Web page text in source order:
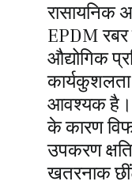
रासायनिक
EPDM रबर
औद्योगिक
आवश्यक है।
के कारण
उपकरण
खतरनाक